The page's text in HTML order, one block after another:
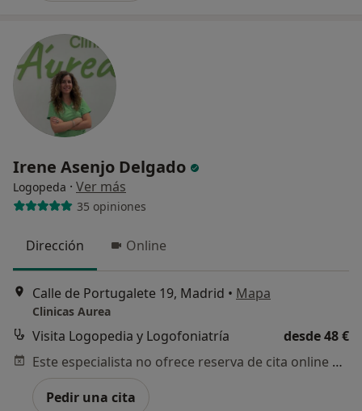
Irene Asenjo Delgado
Logopeda · Ver más
35 opiniones
Dirección Online
Calle de Portugalete 19, Madrid • Mapa
Clinicas Aurea
Visita Logopedia y Logofoniatría
desde 48 €
Este especialista no ofrece reserva de cita online en esta dirección.
Pedir una cita